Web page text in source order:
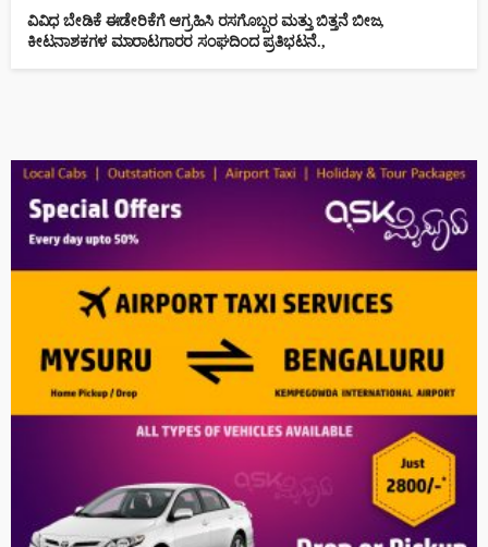
ವಿವಿಧ ಬೇಡಿಕೆ ಈಡೇರಿಕೆಗೆ ಆಗ್ರಹಿಸಿ ರಸಗೊಬ್ಬರ ಮತ್ತು ಬಿತ್ತನೆ ಬೀಜ,
ಕೀಟನಾಶಕಗಳ ಮಾರಾಟಗಾರರ ಸಂಘದಿಂದ ಪ್ರತಿಭಟನೆ.,